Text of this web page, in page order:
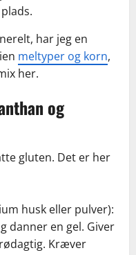
har jeg en
meltyper og korn,
her.
og
gluten. Det er her
husk eller pulver):
danner en gel. Giver
Kræver